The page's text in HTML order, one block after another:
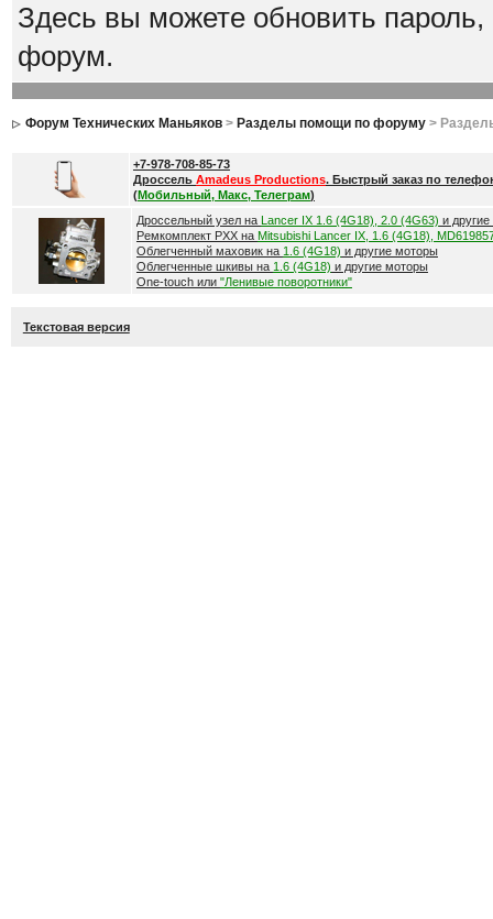
Здесь вы можете обновить
форум.
Форум Технических Маньяков> Разделы помощи по форуму>
+7-978-708-85-73
Дроссель Amadeus Productions. Быстрый заказ по
(Мобильный, Макс, Телеграм)
Дроссельный узел на Lancer IX 1.6 (4G18), 2.0 (4G63) и
Ремкомплект РХХ на Mitsubishi Lancer IX, 1.6 (4G18),
Облегченный маховик на 1.6 (4G18) и другие моторы
Облегченные шкивы на 1.6 (4G18) и другие моторы
One-touch или "Ленивые поворотники"
Текстовая версия